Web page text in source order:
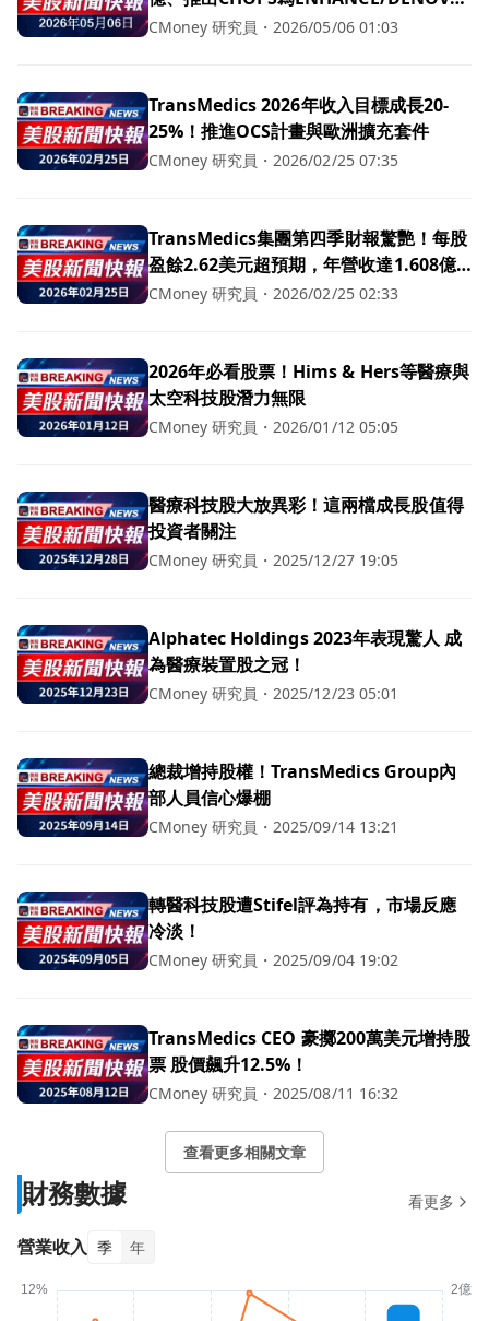
設立冷藏對照，盼IDE於2026年第三季初
CMoney 研究員 ・ 2026/05/06 01:03
TransMedics 2026年收入目標成長20-
25%！推進OCS計畫與歐洲擴充套件
CMoney 研究員 ・ 2026/02/25 07:35
TransMedics集團第四季財報驚艷！每股
盈餘2.62美元超預期，年營收達1.608億
美元
CMoney 研究員 ・ 2026/02/25 02:33
2026年必看股票！Hims & Hers等醫療與
太空科技股潛力無限
CMoney 研究員 ・ 2026/01/12 05:05
醫療科技股大放異彩！這兩檔成長股值得
投資者關注
CMoney 研究員 ・ 2025/12/27 19:05
Alphatec Holdings 2023年表現驚人 成
為醫療裝置股之冠！
CMoney 研究員 ・ 2025/12/23 05:01
總裁增持股權！TransMedics Group內
部人員信心爆棚
CMoney 研究員 ・ 2025/09/14 13:21
轉醫科技股遭Stifel評為持有，市場反應
冷淡！
CMoney 研究員 ・ 2025/09/04 19:02
TransMedics CEO 豪擲200萬美元增持股
票 股價飆升12.5%！
CMoney 研究員 ・ 2025/08/11 16:32
查看更多相關文章
財務數據 看更多
營業收入 季 年